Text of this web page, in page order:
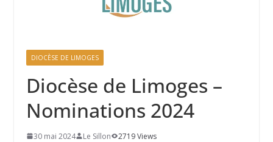
DIOCÈSE DE LIMOGES
Diocèse de Limoges –
Nominations 2024
30 mai 2024 Le Sillon 2719 Views